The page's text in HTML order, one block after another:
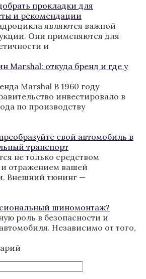
прокладки для
и рекомендации
являются важной
Они применяются для
и
Marshal: откуда бренд и где у
Marshal В 1960 году
инвестировало в
по производству
свой автомобиль в
транспорт
не только средством
отражением вашей
Внешний тюнинг —
шиномонтаж?
роль в безопасности и
Независимо от того,